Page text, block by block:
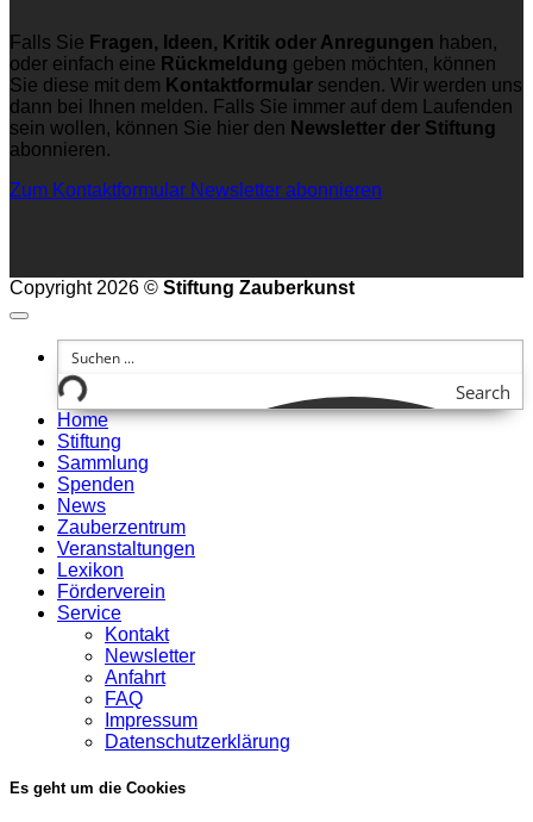
Falls Sie Fragen, Ideen, Kritik oder Anregungen haben,
oder einfach eine Rückmeldung geben möchten, können
Sie diese mit dem Kontaktformular senden. Wir werden uns
dann bei Ihnen melden. Falls Sie immer auf dem Laufenden
sein wollen, können Sie hier den Newsletter der Stiftung
abonnieren.
Zum Kontaktformular Newsletter abonnieren
Copyright 2026 © Stiftung Zauberkunst
Search
Home
Stiftung
Sammlung
Spenden
News
Zauberzentrum
Veranstaltungen
Lexikon
Förderverein
Service
Kontakt
Newsletter
Anfahrt
FAQ
Impressum
Datenschutzerklärung
Es geht um die Cookies